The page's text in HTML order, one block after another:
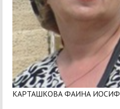
КАРТАШКОВА ФАИНА